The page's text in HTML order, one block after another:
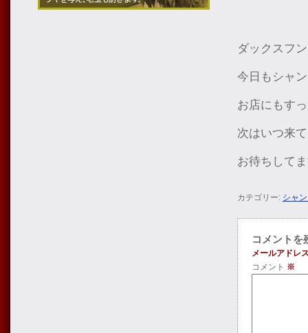
ダックスフ
今日もシャ
お店にもす
次はいつ来
お待ちして
カテゴリー: シャ
コメントを
メールアドレ
コメント ※